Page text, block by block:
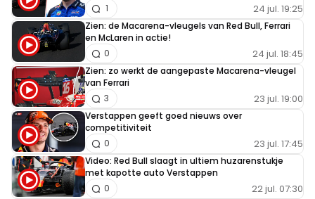
24 jul. 19:25
1
Zien: de Macarena-vleugels van Red Bull, Ferrari
en McLaren in actie!
24 jul. 18:45
0
Zien: zo werkt de aangepaste Macarena-vleugel
van Ferrari
23 jul. 19:00
3
Verstappen geeft goed nieuws over
competitiviteit
23 jul. 17:45
0
Video: Red Bull slaagt in ultiem huzarenstukje
met kapotte auto Verstappen
22 jul. 07:30
0